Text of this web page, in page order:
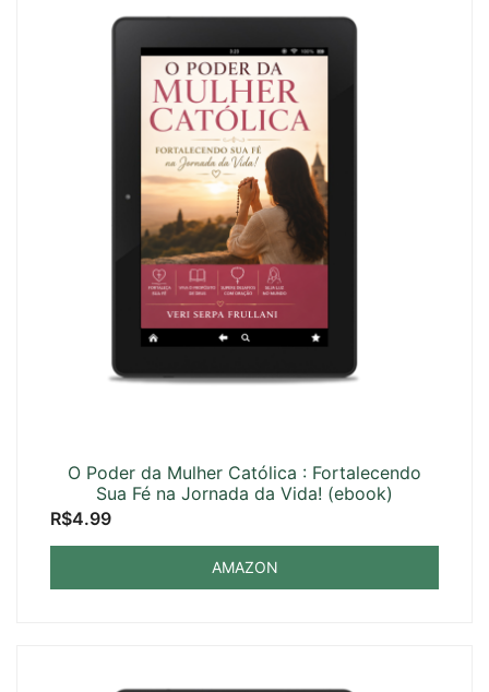
O Poder da Mulher Católica : Fortalecendo
Sua Fé na Jornada da Vida! (ebook)
R$4.99
AMAZON